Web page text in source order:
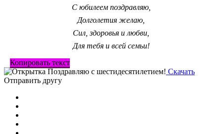
С юбилеем поздравляю,
Долголетия желаю,
Сил, здоровья и любви,
Для тебя и всей семьи!
Копировать текст
Скачать
Отправить другу